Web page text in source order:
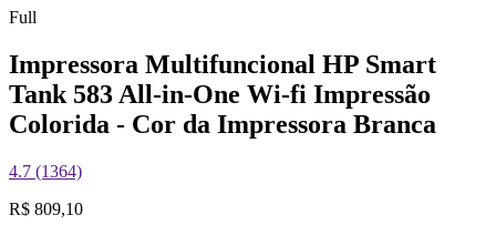
Full
Impressora Multifuncional HP Smart
Tank 583 All-in-One Wi-fi Impressão
Colorida - Cor da Impressora Branca
4.7 (1364)
R$ 809,10